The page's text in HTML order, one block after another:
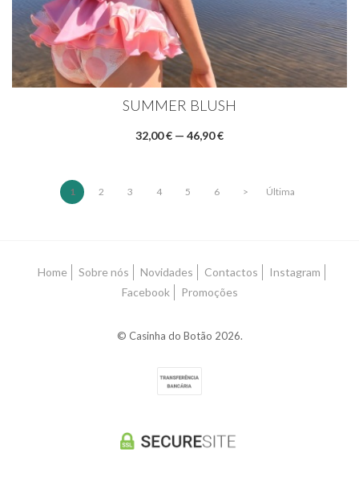
SUMMER BLUSH
32,00 € — 46,90 €
1 2 3 4 5 6 > Última
Home Sobre nós Novidades Contactos
Instagram
Facebook
Promoções
© Casinha do Botão 2026.